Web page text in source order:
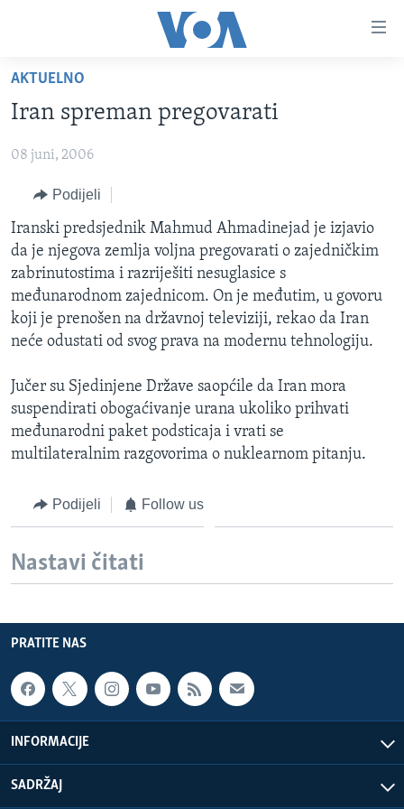
glavni
sadržaj
na
navigaciju
Idi
na
pretragu
FOTOGRAFIJE DANA
VIJESTI
SJEDINJENE AMERIČKE DRŽAVE
BOSNA I HERCEGOVINA
SVIJET
NAUKA I TEHNOLOGIJA
SPECIJALNI PROJEKTI
KORUPCIJA
SLOBODA MEDIJA
IZBJEGLIČKA STRANA
MAGAZIN
O GLASU AMERIKE
Learning English
Jezici
AKTUELNO
Iran spreman pregovarati
08 juni, 2006
Podijeli
Iranski predsjednik Mahmud Ahmadinejad je izjavio
da je njegova zemlja voljna pregovarati o zajedničkim
zabrinutostima i razriješiti nesuglasice s
međunarodnom zajednicom. On je međutim, u govoru
koji je prenošen na državnoj televiziji, rekao da Iran
neće odustati od svog prava na modernu tehnologiju.
Jučer su Sjedinjene Države saopćile da Iran mora
suspendirati obogaćivanje urana ukoliko prihvati
međunarodni paket podsticaja i vrati se
multilateralnim razgovorima o nuklearnom pitanju.
Podijeli Follow us
Nastavi čitati
PRATITE NAS
INFORMACIJE
SADRŽAJ